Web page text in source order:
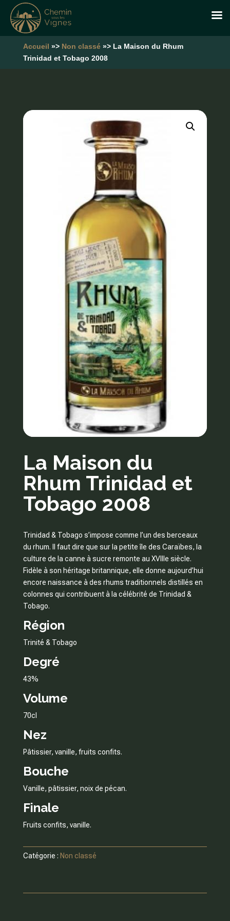
Accueil »> Non classé»> La Maison du Rhum
Trinidad et Tobago 2008
La Maison du
Rhum Trinidad et
Tobago 2008
Trinidad & Tobago s’impose comme l’un des berceaux
du rhum. Il faut dire que sur la petite île des Caraïbes, la
culture de la canne à sucre remonte au XVIIIe siècle.
Fidèle à son héritage britannique, elle donne aujourd’hui
encore naissance à des rhums traditionnels distillés en
colonnes qui contribuent à la célébrité de Trinidad &
Tobago.
Région
Trinité & Tobago
Degré
43%
Volume
70cl
Nez
Pâtissier, vanille, fruits confits.
Bouche
Vanille, pâtissier, noix de pécan.
Finale
Fruits confits, vanille.
Catégorie : Non classé